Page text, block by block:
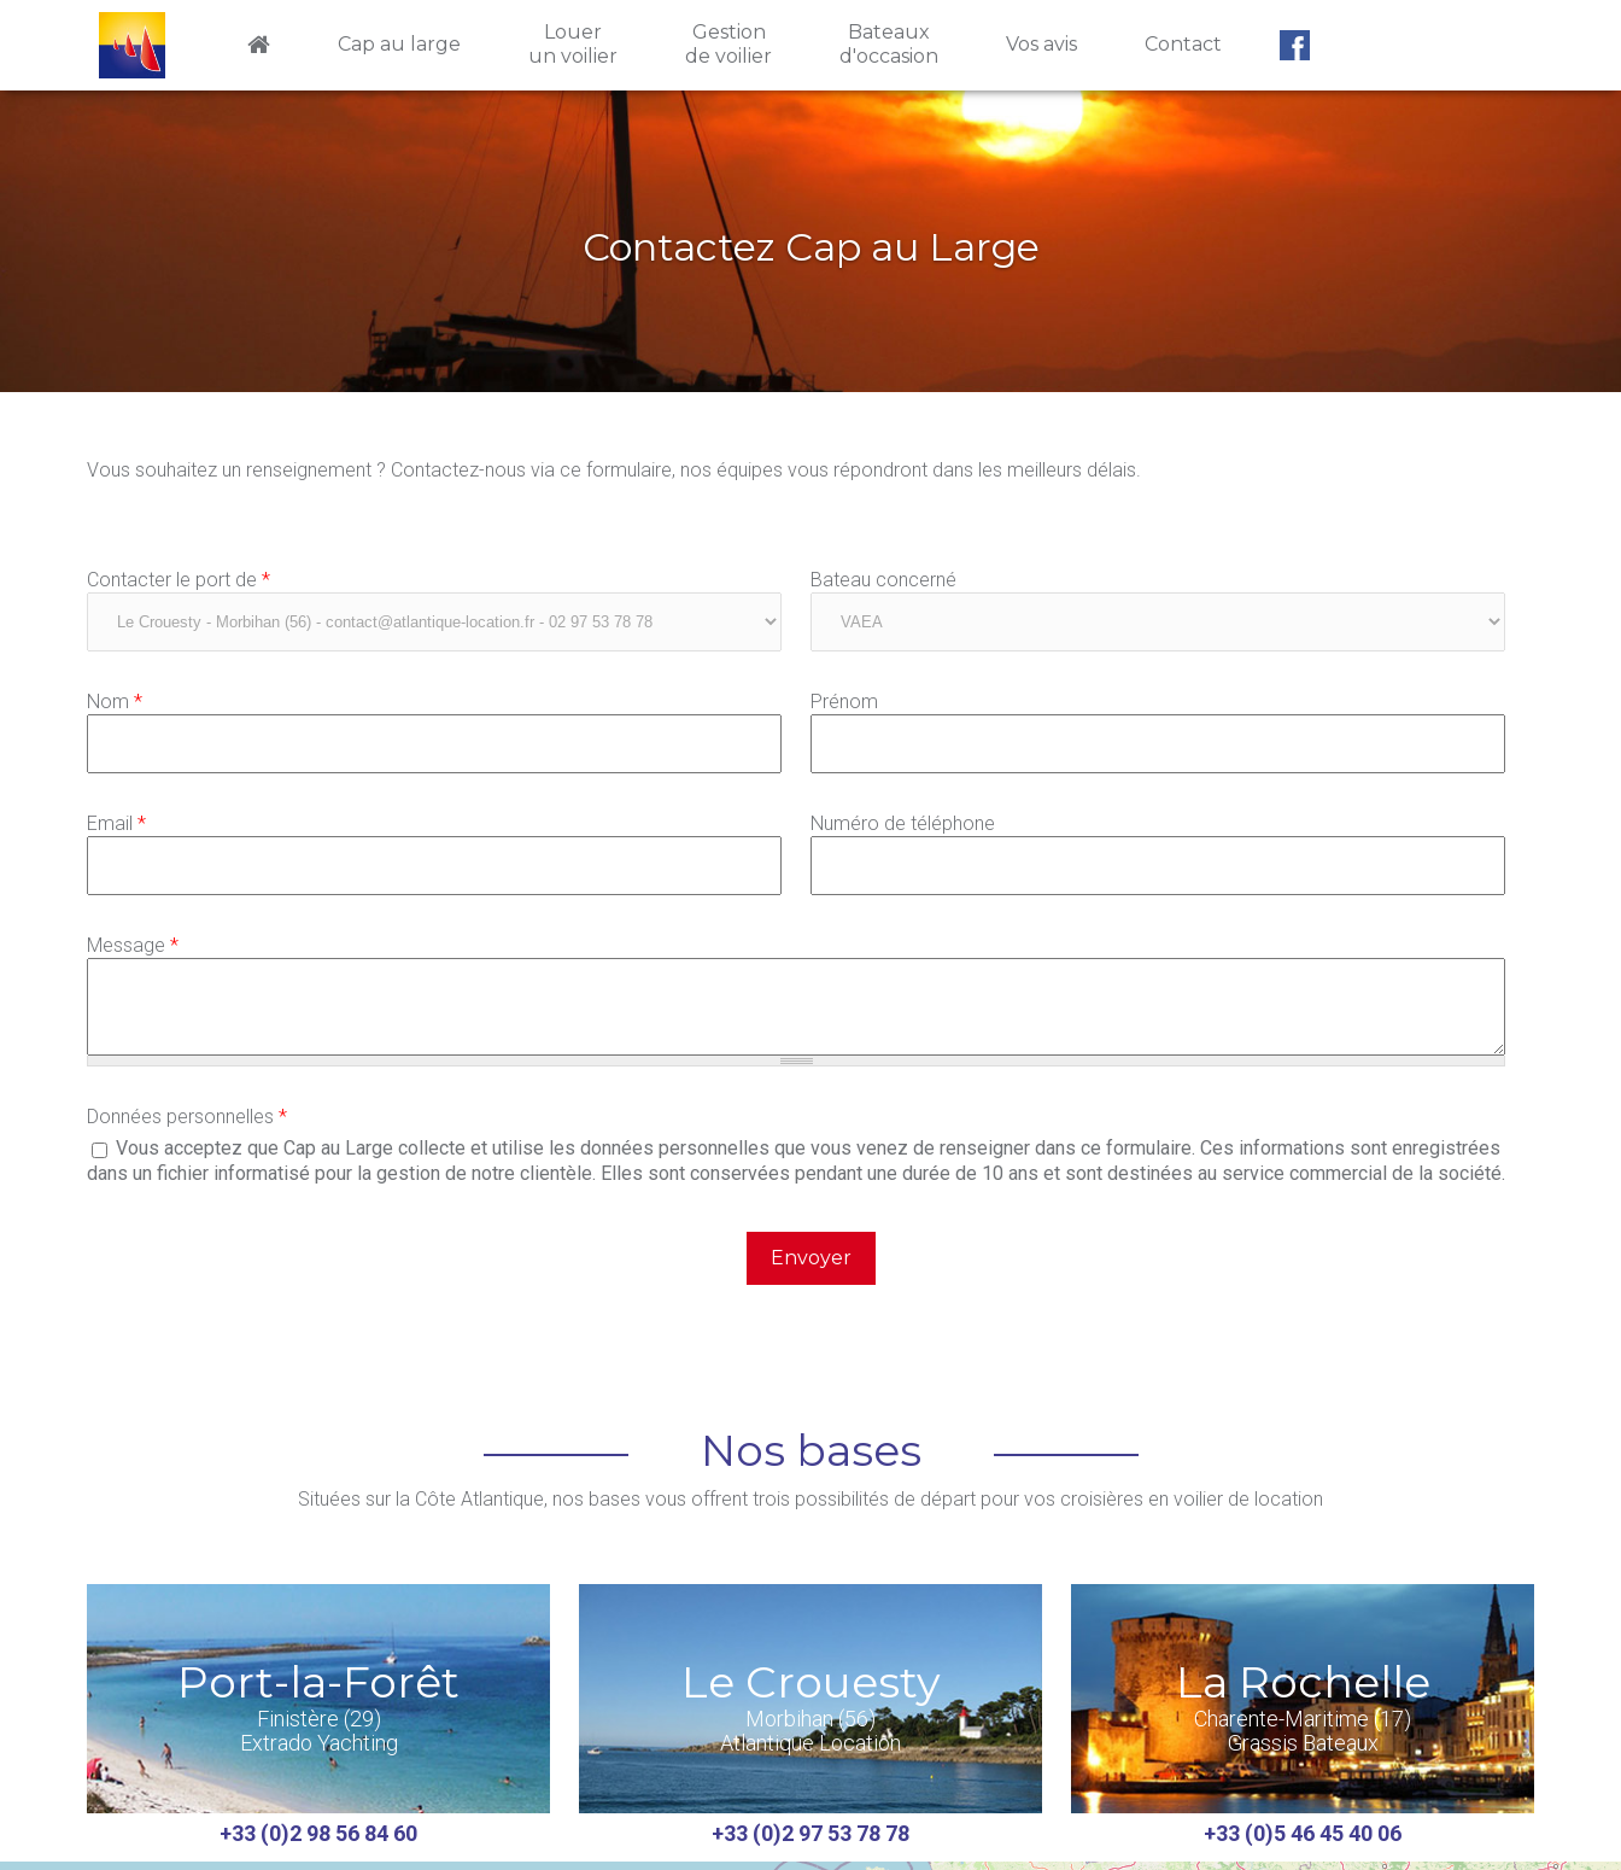
Aller au contenu principal
Cap au large
Louer
un voilier
Gestion
de voilier
Bateaux
d'occasion
Vos avis Contact
Contactez Cap au Large
Vous souhaitez un renseignement ? Contactez-nous via ce formulaire, nos équipes vous répondront dans les meilleurs délais.
Contacter le port de * Bateau concerné
Nom * Prénom
Email * Numéro de téléphone
Message *
Données personnelles *
Vous acceptez que Cap au Large collecte et utilise les données personnelles que vous venez de renseigner dans ce formulaire. Ces informations sont enregistrées
dans un fichier informatisé pour la gestion de notre clientèle. Elles sont conservées pendant une durée de 10 ans et sont destinées au service commercial de la société.
Nos bases
Situées sur la Côte Atlantique, nos bases vous offrent trois possibilités de départ pour vos croisières en voilier de location
Port-la-Forêt
Finistère (29)
Extrado Yachting
+33 (0)2 98 56 84 60
Le Crouesty
Morbihan (56)
Atlantique Location
+33 (0)2 97 53 78 78
La Rochelle
Charente-Maritime (17)
Grassis Bateaux
+33 (0)5 46 45 40 06